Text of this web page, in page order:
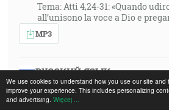
We use cookies to understand how you use our site and
improve your experience. This includes personalizing
and advertising. Więcej ...
Tema: Atti 4,24-31: «Quando
all’unisono la voce a Dio e
MP3
РУССКИЙ ЯЗЫК
Thema: Apg. 4,24-31: Als jene es
erhoben sie einmütig ihre